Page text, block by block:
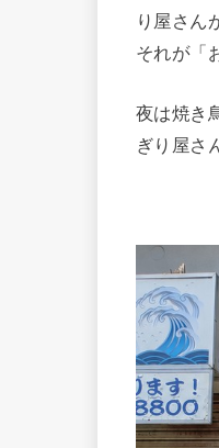
り屋さん
それが「
夜は焼き
ぎり屋さ